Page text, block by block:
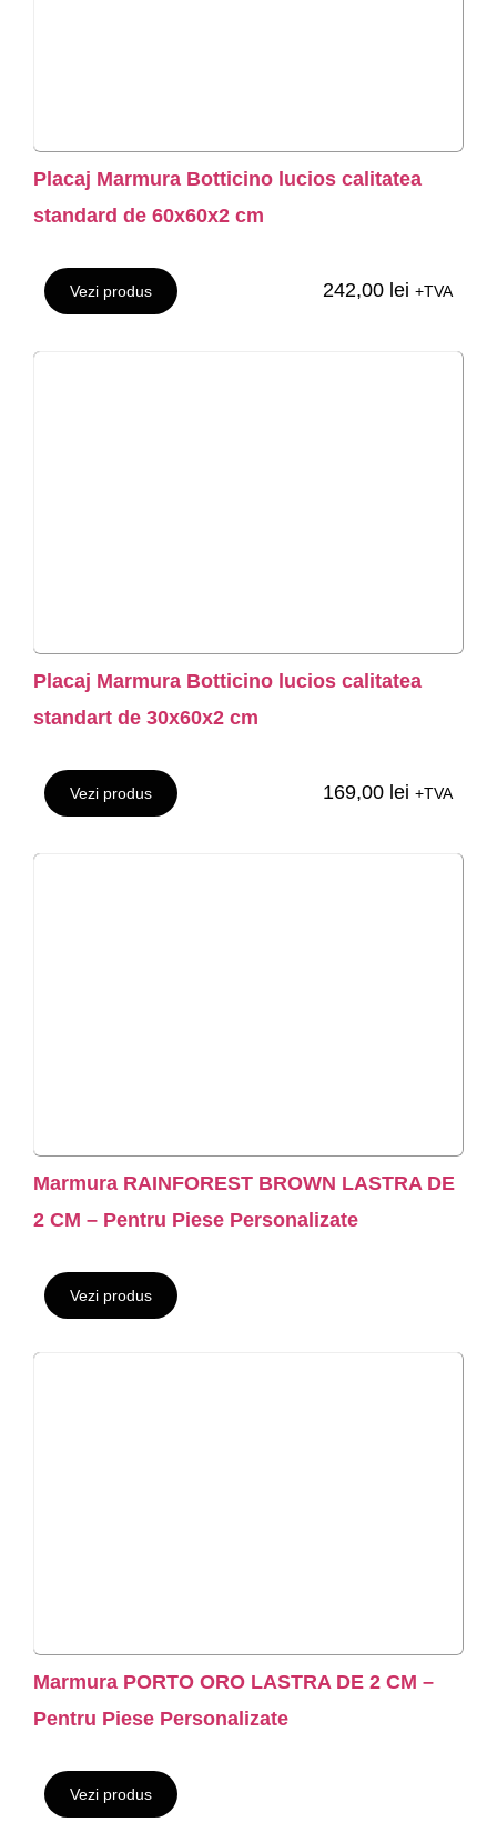
Placaj Marmura Botticino lucios calitatea
standard de 60x60x2 cm
Vezi produs 242,00 lei +TVA
Placaj Marmura Botticino lucios calitatea
standart de 30x60x2 cm
Vezi produs 169,00 lei +TVA
Marmura RAINFOREST BROWN LASTRA DE
2 CM – Pentru Piese Personalizate
Vezi produs
Marmura PORTO ORO LASTRA DE 2 CM –
Pentru Piese Personalizate
Vezi produs